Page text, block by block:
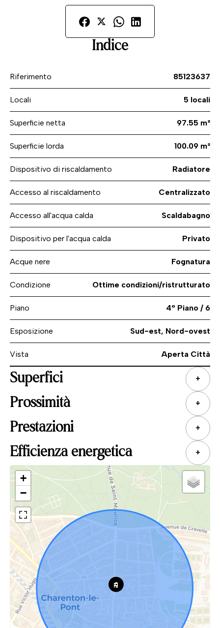
Indice
Riferimento 85123637
Locali 5 locali
Superficie netta 97.55 m²
Superficie lorda 100.09 m²
Dispositivo di riscaldamento Radiatore
Accesso al riscaldamento Centralizzato
Accesso all'acqua calda Scaldabagno
Dispositivo per l'acqua calda Privato
Acque nere Fognatura
Condizione Ottime condizioni/ristrutturato
Piano 4° Piano / 6
Esposizione Sud-est, Nord-ovest
Vista Aperta Città
Superfici +
Prossimità +
Prestazioni +
Efficienza energetica +
+
−